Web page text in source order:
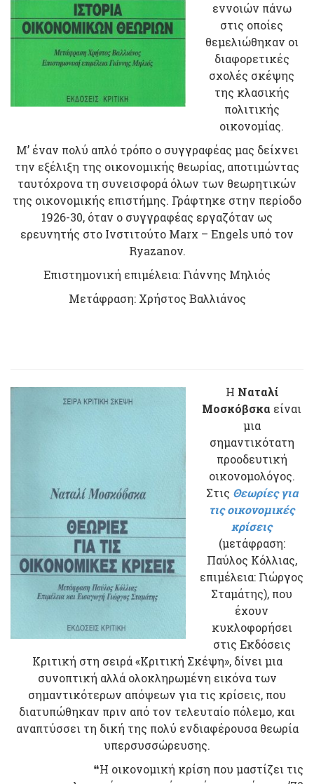
εννοιών πάνω
στις οποίες
θεμελιώθηκαν οι
διαφορετικές
σχολές σκέψης
της κλασικής
πολιτικής
οικονομίας.
Μ’ έναν πολύ απλό τρόπο ο συγγραφέας μας δείχνει
την εξέλιξη της οικονομικής θεωρίας, αποτιμώντας
ταυτόχρονα τη συνεισφορά όλων των θεωρητικών
της οικονομικής επιστήμης. Γράφτηκε στην περίοδο
1926-30, όταν ο συγγραφέας εργαζόταν ως
ερευνητής στο Ινστιτούτο Marx – Engels υπό τον
Ryazanov.
Επιστημονική επιμέλεια: Γιάννης Μηλιός
Μετάφραση: Χρήστος Βαλλιάνος
Η Ναταλί
Μοσκόβσκα είναι
μια
σημαντικότατη
προοδευτική
οικονομολόγος.
Στις Θεωρίες για
τις οικονομικές
κρίσεις
(μετάφραση:
Παύλος Κόλλιας,
επιμέλεια: Γιώργος
Σταμάτης), που
έχουν
κυκλοφορήσει
στις Εκδόσεις
Κριτική στη σειρά «Κριτική Σκέψη», δίνει μια
συνοπτική αλλά ολοκληρωμένη εικόνα των
σημαντικότερων απόψεων για τις κρίσεις, που
διατυπώθηκαν πριν από τον τελευταίο πόλεμο, και
αναπτύσσει τη δική της πολύ ενδιαφέρουσα θεωρία
υπερσυσσώρευσης.
❝Η οικονομική κρίση που μαστίζει τις